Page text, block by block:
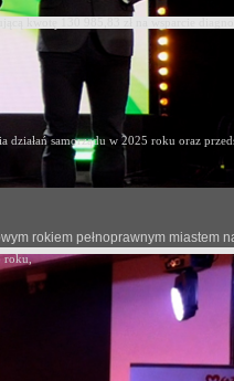
rokiem pełnoprawnym miastem
działań samorządu w 2025 roku oraz
roku,